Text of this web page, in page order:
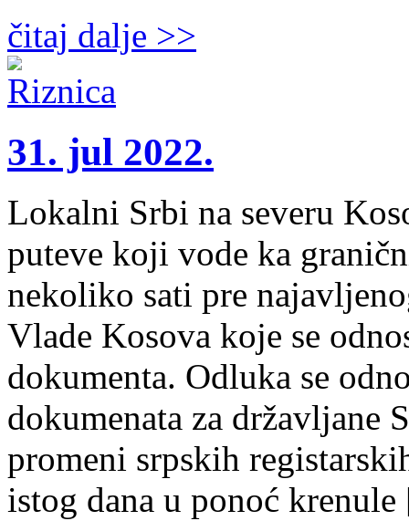
čitaj dalje >>
31. jul 2022.
Lokalni Srbi na severu
puteve koji vode ka
nekoliko sati pre
Vlade Kosova koje se
dokumenta. Odluka se
dokumenata za državljane
promeni srpskih
istog dana u ponoć